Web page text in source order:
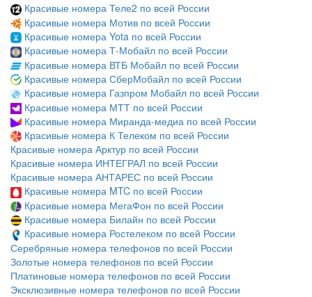
Красивые номера Теле2 по всей России
Красивые номера Мотив по всей России
Красивые номера Yota по всей России
Красивые номера Т-Мобайл по всей России
Красивые номера ВТБ Мобайл по всей России
Красивые номера СберМобайл по всей России
Красивые номера Газпром Мобайл по всей России
Красивые номера МТТ по всей России
Красивые номера Миранда-медиа по всей России
Красивые номера К Телеком по всей России
Красивые номера Арктур по всей России
Красивые номера ИНТЕГРАЛ по всей России
Красивые номера АНТАРЕС по всей России
Красивые номера MTC по всей России
Красивые номера МегаФон по всей России
Красивые номера Билайн по всей России
Красивые номера Ростелеком по всей России
Серебряные номера телефонов по всей России
Золотые номера телефонов по всей России
Платиновые номера телефонов по всей России
Эксклюзивные номера телефонов по всей России